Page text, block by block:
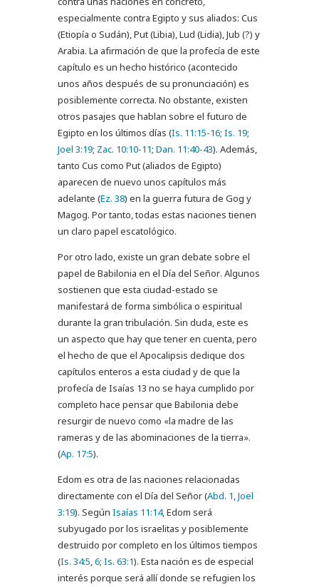
especialmente contra Egipto y sus aliados: Cus
(Etiopía o Sudán), Put (Libia), Lud (Lidia), Jub (?) y
Arabia. La afirmación de que la profecía de este
capítulo es un hecho histórico (acontecido
unos años después de su pronunciación) es
posiblemente correcta. No obstante, existen
otros pasajes que hablan sobre el futuro de
Egipto en los últimos días (Is. 11:15-16; Is. 19;
Joel 3:19; Zac. 10:10-11; Dan. 11:40-43). Además,
tanto Cus como Put (aliados de Egipto)
aparecen de nuevo unos capítulos más
adelante (Ez. 38) en la guerra futura de Gog y
Magog. Por tanto, todas estas naciones tienen
un claro papel escatológico.
Por otro lado, existe un gran debate sobre el
papel de Babilonia en el Día del Señor. Algunos
sostienen que esta ciudad-estado se
manifestará de forma simbólica o espiritual
durante la gran tribulación. Sin duda, este es
un aspecto que hay que tener en cuenta, pero
el hecho de que el Apocalipsis dedique dos
capítulos enteros a esta ciudad y de que la
profecía de Isaías 13 no se haya cumplido por
completo hace pensar que Babilonia debe
resurgir de nuevo como «la madre de las
rameras y de las abominaciones de la tierra».
(Ap. 17:5).
Edom es otra de las naciones relacionadas
directamente con el Día del Señor (Abd. 1,Joel
3:19). Según Isaías 11:14, Edom será
subyugado por los israelitas y posiblemente
destruido por completo en los últimos tiempos
(Is. 34:5,6; Is. 63:1). Esta nación es de especial
interés porque será allí donde se refugien los